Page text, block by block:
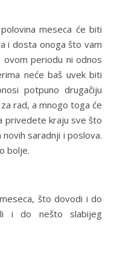
meseca će biti
i dosta onoga što vam
ovom periodu ni odnos
neće baš uvek biti
potpuno drugačiju
rad, a mnogo toga će
privedete kraju sve što
saradnji i poslova.
bolje.
što dovodi i do
i do nešto slabijeg